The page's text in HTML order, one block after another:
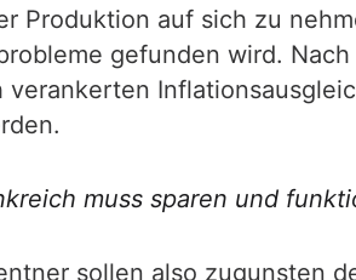
Produktion auf sich zu
gefunden wird.
verankerten
muss sparen und
sollen also zugunsten